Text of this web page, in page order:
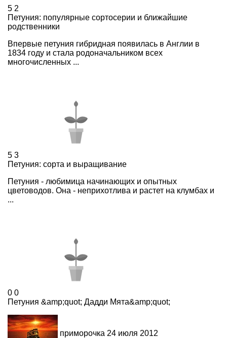
5 2
Петуния: популярные сортосерии и ближайшие
родственники
Впервые петуния гибридная появилась в Англии в
1834 году и стала родоначальником всех
многочисленных ...
5 3
Петуния: сорта и выращивание
Петуния - любимица начинающих и опытных
цветоводов. Она - неприхотлива и растет на клумбах и
...
0 0
Петуния &amp;quot; Дадди Мята&amp;quot;
приморочка 24 июля 2012